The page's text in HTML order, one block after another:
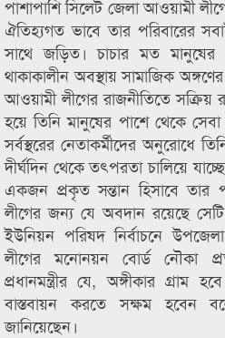
পাশাপাশি সিলেট জেলা আওয়ামী
ঐতিহ্যগত ভাবে তার পরিবারের
সাথে জড়িত। চাচার মত মানুষের
থাকাকালীন অবস্থায় সামাজিক
আওয়ামী লীগের রাজনীতিতে সক্রিয়
হয়ে তিনি মানুষের পাশে থেকে
সর্বস্থরের নেতাকর্মীদের অনুরোধে
দীর্ঘদিন থেকে তৎপরতা চালিয়ে
একজন প্রকৃত সন্তান হিসাবে তার
লীগের জন্য যে অবদান রয়েছে
ইউনিয়ন পরিষদ নির্বাচনে
লীগের মনোনয়ন বোর্ড নৌকা
প্রধানমন্ত্রীর যে, অঙ্গীকার
বাস্তবায়ন করতে সক্ষম হবেন
জানিয়েছেন।